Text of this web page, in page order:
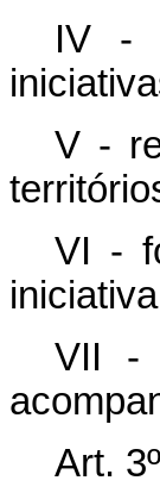
IV -
V -
VI -
VII -
Art.